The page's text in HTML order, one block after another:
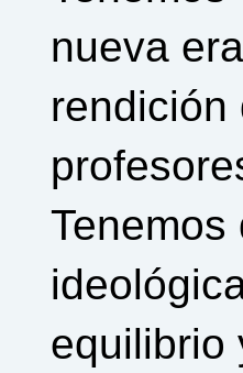
nueva
rendición
equilibrio